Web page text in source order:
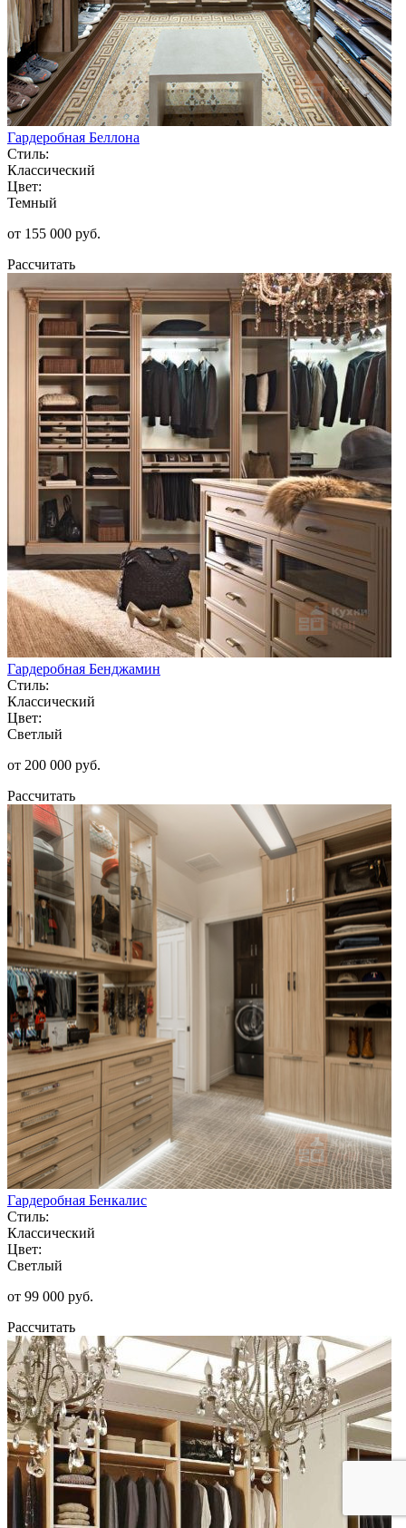
Гардеробная Беллона
Стиль:
Классический
Цвет:
Темный
от 155 000 руб.
Рассчитать
Гардеробная Бенджамин
Стиль:
Классический
Цвет:
Светлый
от 200 000 руб.
Рассчитать
Гардеробная Бенкалис
Стиль:
Классический
Цвет:
Светлый
от 99 000 руб.
Рассчитать